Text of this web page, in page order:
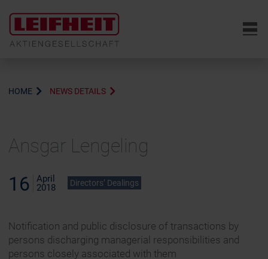
6
HOME NEWS DETAILS
Ansgar Lengeling
16
April
2018
Directors’ Dealings
Notification and public disclosure of transactions by
persons discharging managerial responsibilities and
persons closely associated with them